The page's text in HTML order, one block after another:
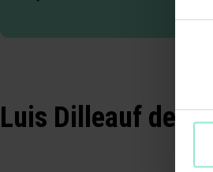
Luis Dilleauf der